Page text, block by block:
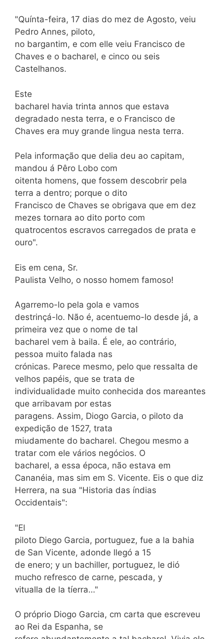
"Quínta-feira, 17 dias do mez de Agosto, veiu
Pedro Annes, piloto,
no bargantim, e com elle veiu Francisco de
Chaves e o bacharel, e cinco ou seis
Castelhanos.
Este
bacharel havia trinta annos que estava
degradado nesta terra, e o Francisco de
Chaves era muy grande lingua nesta terra.
Pela informação que delia deu ao capitam,
mandou á Pêro Lobo com
oitenta homens, que fossem descobrir pela
terra a dentro; porque o dito
Francisco de Chaves se obrigava que em dez
mezes tornara ao dito porto com
quatrocentos escravos carregados de prata e
ouro".
Eis em cena, Sr.
Paulista Velho, o nosso homem famoso!
Agarremo-lo pela gola e vamos
destrinçá-lo. Não é, acentuemo-lo desde já, a
primeira vez que o nome de tal
bacharel vem à baila. É ele, ao contrário,
pessoa muito falada nas
crónicas. Parece mesmo, pelo que ressalta de
velhos papéis, que se trata de
individualidade muito conhecida dos mareantes
que arribavam por estas
paragens. Assim, Diogo Garcia, o piloto da
expedição de 1527, trata
miudamente do bacharel. Chegou mesmo a
tratar com ele vários negócios. O
bacharel, a essa época, não estava em
Cananéia, mas sim em S. Vicente. Eis o que diz
Herrera, na sua "Historia das índias
Occidentais":
"El
piloto Diego Garcia, portuguez, fue a la bahia
de San Vicente, adonde llegó a 15
de enero; y un bachiller, portuguez, le dió
mucho refresco de carne, pescada, y
vitualla de la tíerra…"
O próprio Diogo Garcia, cm carta que escreveu
ao Rei da Espanha, se